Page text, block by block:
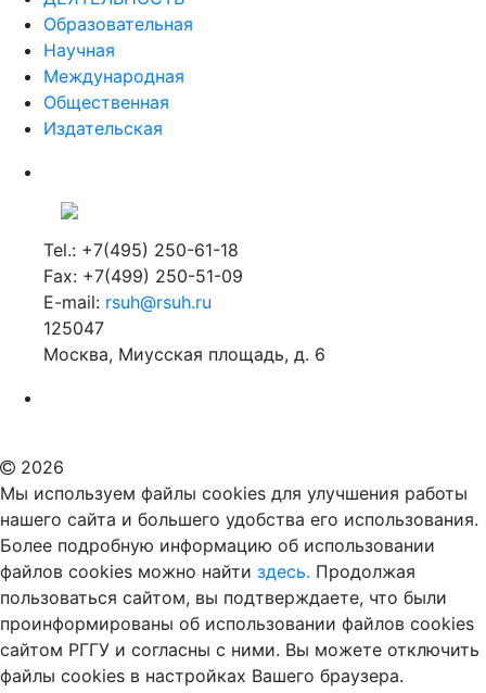
Образовательная
Научная
Международная
Общественная
Издательская
Tel.: +7(495) 250-61-18
Fax: +7(499) 250-51-09
E-mail: rsuh@rsuh.ru
125047
Москва, Миусская площадь, д. 6
2026
Мы используем файлы cookies для улучшения работы
нашего сайта и большего удобства его использования.
Более подробную информацию об использовании
файлов cookies можно найти здесь. Продолжая
пользоваться сайтом, вы подтверждаете, что были
проинформированы об использовании файлов cookies
сайтом РГГУ и согласны с ними. Вы можете отключить
файлы cookies в настройках Вашего браузера.